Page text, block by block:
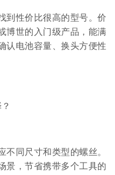
到性价比很高的型号。价
博世的入门级产品，能满
认电池容量、换头方便性
同尺寸和类型的螺丝。
景，节省携带多个工具的